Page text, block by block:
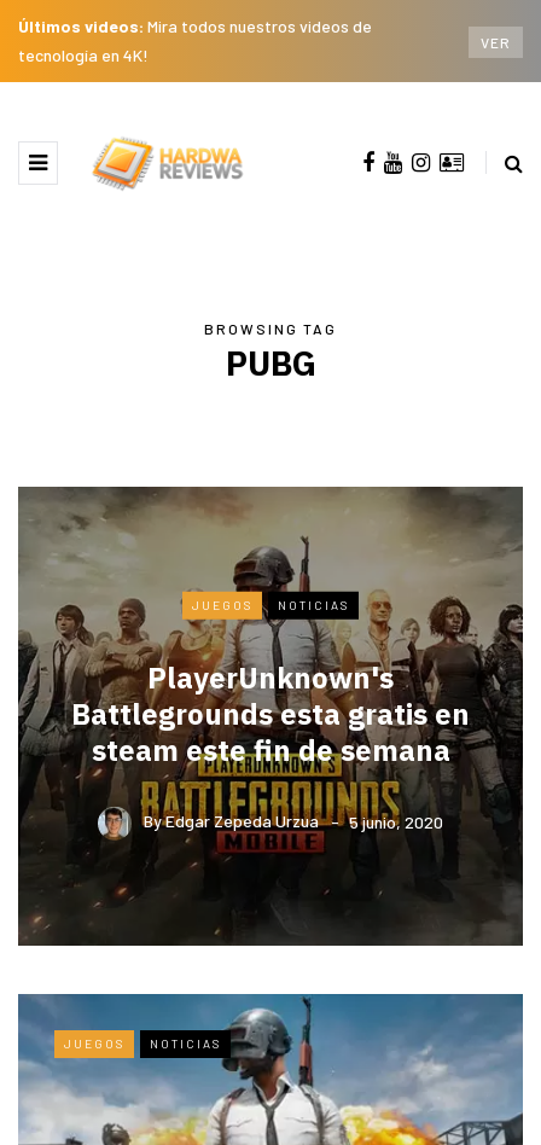
Últimos videos: Mira todos nuestros videos de
tecnología en 4K!
VER
BROWSING TAG
PUBG
JUEGOS NOTICIAS
PlayerUnknown's
Battlegrounds esta gratis en
steam este fin de semana
ByEdgar Zepeda Urzua 5 junio, 2020
JUEGOS NOTICIAS